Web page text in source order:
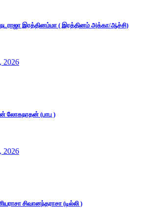
இரத்தினம்மா ( இரத்தினம் அக்கா/ஆச்சி)
2026
லோகநாதன் (பாபு )
2026
சிவானந்தராசா (டில்லி )